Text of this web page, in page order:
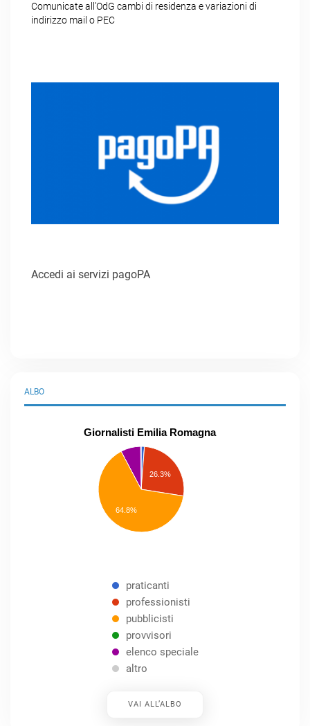
Comunicate all’OdG cambi di residenza e variazioni di
indirizzo mail o PEC
Accedi ai servizi pagoPA
ALBO
Giornalisti Emilia Romagna
26.3%
64.8%
praticanti
professionisti
pubblicisti
provvisori
elenco speciale
altro
VAI ALL’ALBO